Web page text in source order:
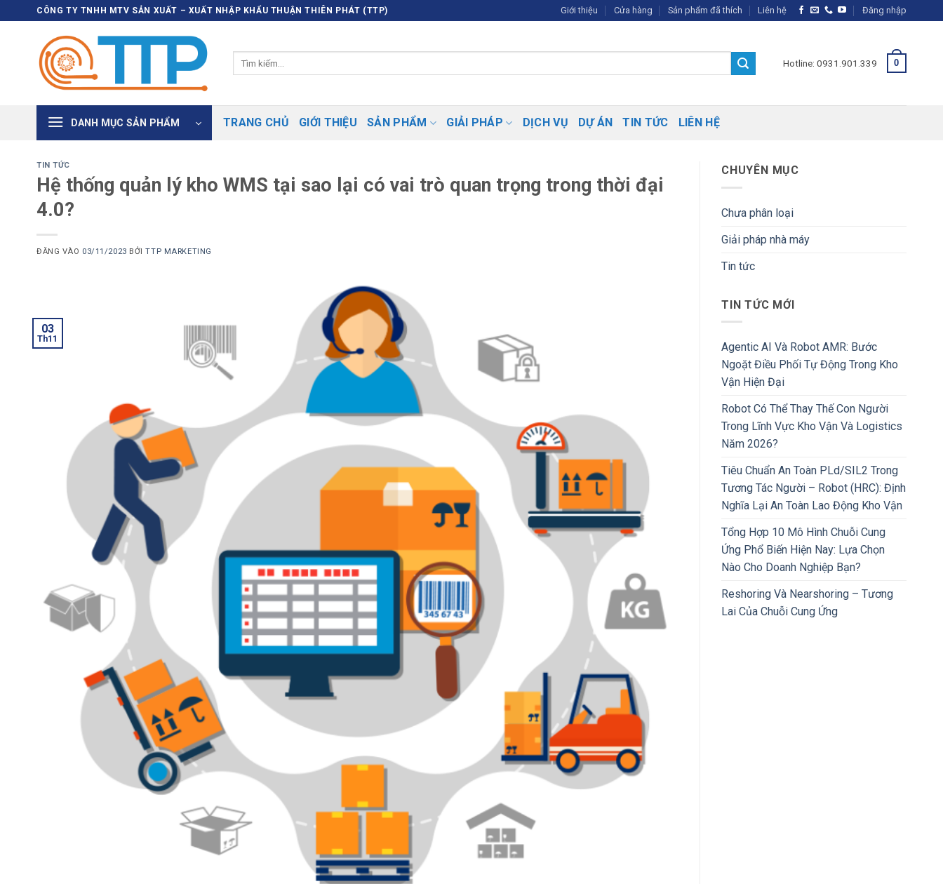
qua
CÔNG TY TNHH MTV SẢN XUẤT – XUẤT NHẬP KHẨU THUẬN THIÊN PHÁT (TTP) Giới thiệu Cửa hàng Sản phẩm đã thích Liên hệ Đăng nhập
Hotline: 0931.901.339 0
DANH MỤC SẢN PHẨM TRANG CHỦ GIỚI THIỆU SẢN PHẨM GIẢI PHÁP DỊCH VỤ DỰ ÁN TIN TỨC LIÊN HỆ
TIN TỨC
Hệ thống quản lý kho WMS tại sao lại có vai trò quan trọng trong thời đại
4.0?
ĐĂNG VÀO 03/11/2023 BỞITTP MARKETING
03
Th11
CHUYÊN MỤC
Chưa phân loại
Giải pháp nhà máy
Tin tức
TIN TỨC MỚI
Agentic AI Và Robot AMR: Bước
Ngoặt Điều Phối Tự Động Trong Kho
Vận Hiện Đại
Robot Có Thể Thay Thế Con Người
Trong Lĩnh Vực Kho Vận Và Logistics
Năm 2026?
Tiêu Chuẩn An Toàn PLd/SIL2 Trong
Tương Tác Người – Robot (HRC): Định
Nghĩa Lại An Toàn Lao Động Kho Vận
Tổng Hợp 10 Mô Hình Chuỗi Cung
Ứng Phổ Biến Hiện Nay: Lựa Chọn
Nào Cho Doanh Nghiệp Bạn?
Reshoring Và Nearshoring – Tương
Lai Của Chuỗi Cung Ứng